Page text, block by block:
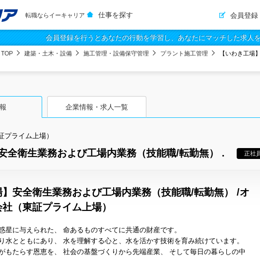
転職ならイーキャリア 仕事を探す 会員登録
会員登録を行うとあなたの行動を学習し、あなたにマッチした求人
建築・土木・設備 施工管理・設備保守管理 プラント施工管理
【いわき工場
企業情報・求人一覧
ライム上場）
全衛生業務および工場内業務（技能職/転勤無） . 正社
】安全衛生業務および工場内業務（技能職/転勤無） /オ
（東証プライム上場）
星に与えられた、 命あるものすべてに共通の財産です。
水とともにあり、 水を理解する心と、水を活かす技術を育み続けています。
もたらす恩恵を、 社会の基盤づくりから先端産業、 そして毎日の暮らしの中